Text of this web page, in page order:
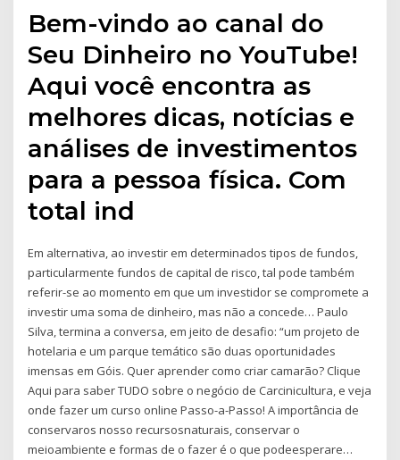
Bem-vindo ao canal do
Seu Dinheiro no YouTube!
Aqui você encontra as
melhores dicas, notícias e
análises de investimentos
para a pessoa física. Com
total ind
Em alternativa, ao investir em determinados tipos de fundos,
particularmente fundos de capital de risco, tal pode também
referir-se ao momento em que um investidor se compromete a
investir uma soma de dinheiro, mas não a concede… Paulo
Silva, termina a conversa, em jeito de desafio: “um projeto de
hotelaria e um parque temático são duas oportunidades
imensas em Góis. Quer aprender como criar camarão? Clique
Aqui para saber TUDO sobre o negócio de Carcinicultura, e veja
onde fazer um curso online Passo-a-Passo! A importância de
conservaros nosso recursosnaturais, conservar o
meioambiente e formas de o fazer é o que podeesperare…